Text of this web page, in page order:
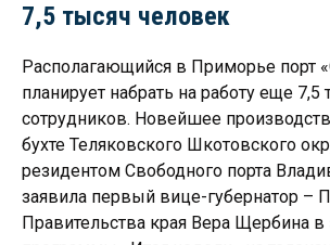
7,5 тысяч человек
Располагающийся в Приморье порт
планирует набрать на работу еще 7,5
сотрудников. Новейшее
бухте Теляковского Шкотовского
резидентом Свободного порта
заявила первый вице-губернатор –
Правительства края Вера Щербина